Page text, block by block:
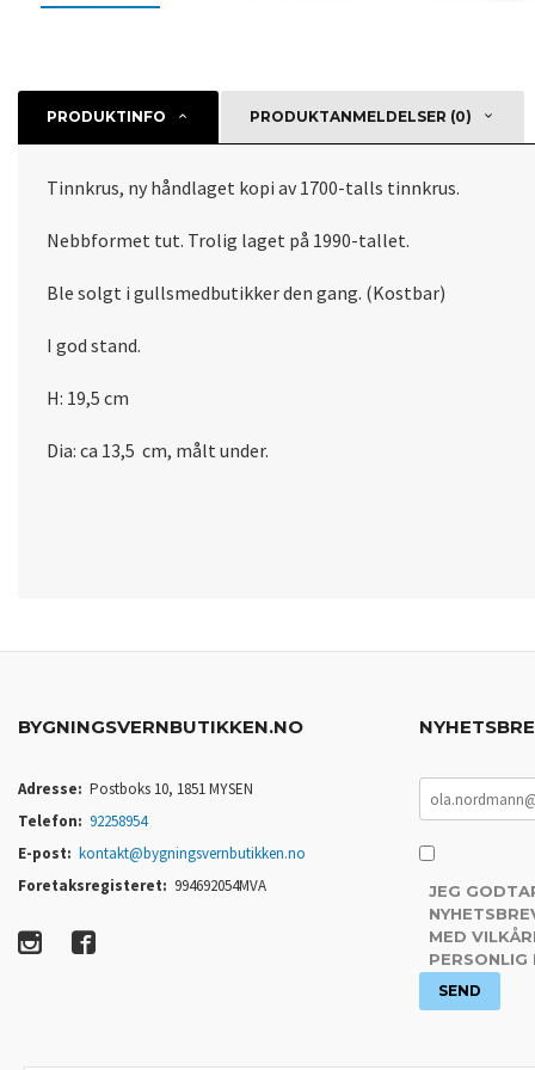
PRODUKTINFO PRODUKTANMELDELSER (0)
Tinnkrus, ny håndlaget kopi av 1700-talls tinnkrus.
Nebbformet tut. Trolig laget på 1990-tallet.
Ble solgt i gullsmedbutikker den gang. (Kostbar)
I god stand.
H: 19,5 cm
Dia: ca 13,5 cm, målt under.
BYGNINGSVERNBUTIKKEN.NO
Adresse: Postboks 10, 1851 MYSEN
Telefon: 92258954
E-post: kontakt@bygningsvernbutikken.no
Foretaksregisteret: 994692054MVA
JEG
MED
PERSONLIG